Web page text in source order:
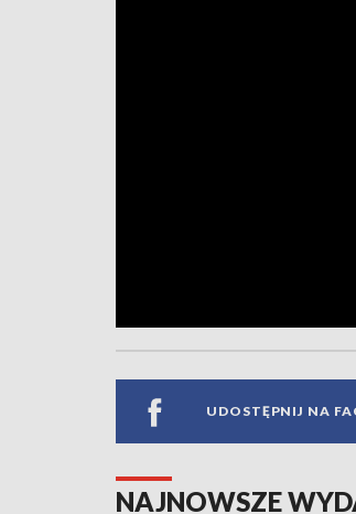
UDOSTĘPNIJ NA
NAJNOWSZE